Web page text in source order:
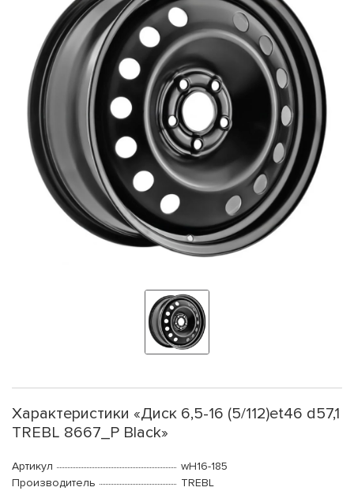
Характеристики «Диск 6,5-16 (5/112)et46 d57,1
TREBL 8667_P Black»
Артикул
wH16-185
Производитель
TREBL